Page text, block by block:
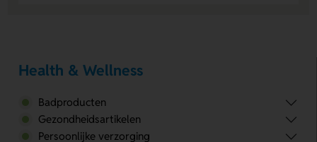
Health & Wellness
Badproducten
Gezondheidsartikelen
Persoonlijke verzorging